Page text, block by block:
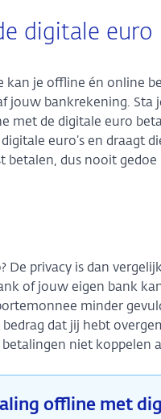
digitale euro
je offline én online
jouw bankrekening.
met de digitale euro
euro’s en draagt
betalen, dus nooit gedoe
De privacy is dan
of jouw eigen bank
minder
dat jij hebt
niet
offline met